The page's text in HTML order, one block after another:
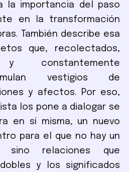
la importancia del paso
en la transformación
También describe esa
que, recolectados,
y constantemente
vestigios de
y afectos. Por eso,
los pone a dialogar se
en sí misma, un nuevo
para el que no hay un
sino relaciones que
y los significados